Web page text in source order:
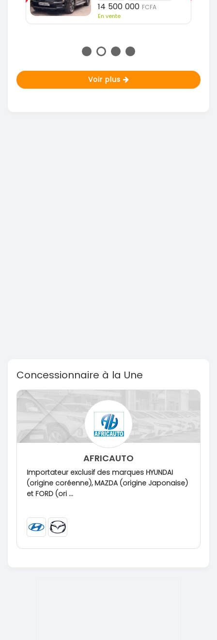
14 500 000 FCFA
En vente
Voir plus
Concessionnaire à la Une
AFRICAUTO
Importateur exclusif des marques HYUNDAI
(origine coréenne), MAZDA (origine Japonaise)
et FORD (ori ...